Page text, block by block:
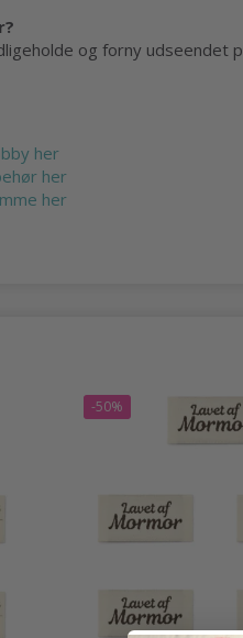
og forny udseendet
her
her
her
-50%